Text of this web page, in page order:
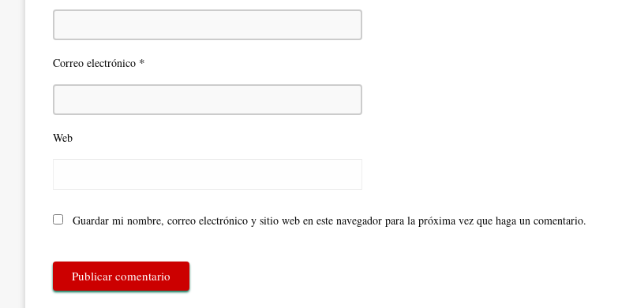
Correo electrónico *
Web
Guardar mi nombre, correo electrónico y sitio web en este navegador para la próxima vez que haga un comentario.